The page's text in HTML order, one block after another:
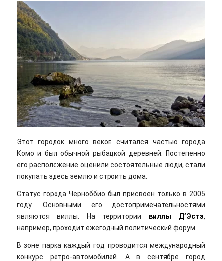
Этот городок много веков считался частью города
Комо и был обычной рыбацкой деревней. Постепенно
его расположение оценили состоятельные люди, стали
покупать здесь землю и строить дома.
Статус города Черноббио был присвоен только в 2005
году. Основными его достопримечательностями
являются виллы. На территории виллы Д’Эстэ,
например, проходит ежегодный политический форум.
В зоне парка каждый год проводится международный
конкурс ретро-автомобилей. А в сентябре город